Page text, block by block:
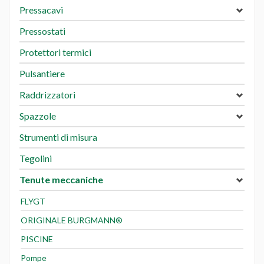
Pressacavi
Pressostati
Protettori termici
Pulsantiere
Raddrizzatori
Spazzole
Strumenti di misura
Tegolini
Tenute meccaniche
FLYGT
ORIGINALE BURGMANN®
PISCINE
Pompe